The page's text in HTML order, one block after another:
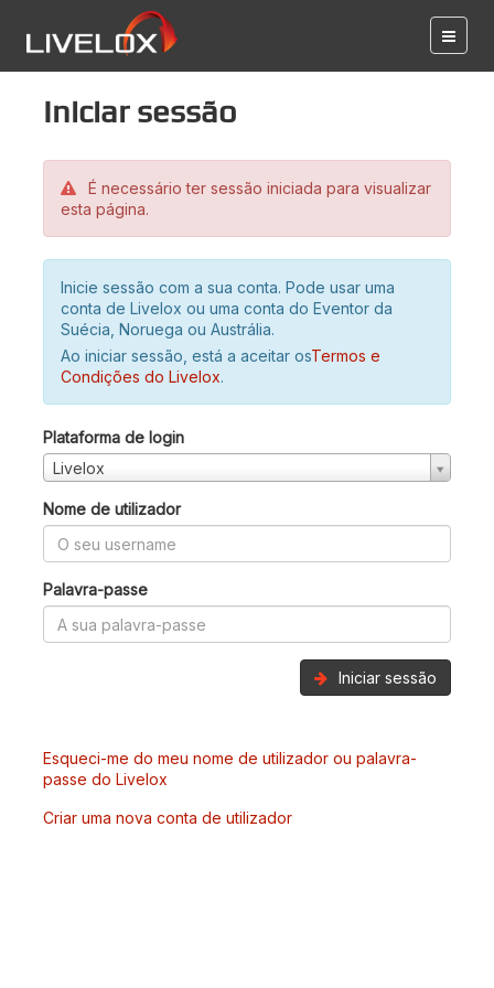
Iniciar sessão
É necessário ter sessão iniciada para visualizar
esta página.
Inicie sessão com a sua conta. Pode usar uma
conta de Livelox ou uma conta do Eventor da
Suécia, Noruega ou Austrália.
Ao iniciar sessão, está a aceitar osTermos e
Condições do Livelox.
Plataforma de login
Livelox
Nome de utilizador
Palavra-passe
Iniciar sessão
Esqueci-me do meu nome de utilizador ou palavra-
passe do Livelox
Criar uma nova conta de utilizador